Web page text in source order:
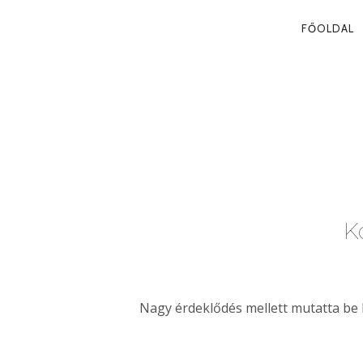
FŐOLDAL
Nagy érdeklődés mellett mutatta